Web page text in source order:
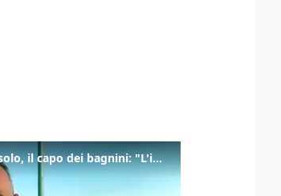
Tuffi dai pontili a Jesolo, il capo dei bagnini: "L'impegno di tutti per evitare altre tragedie"